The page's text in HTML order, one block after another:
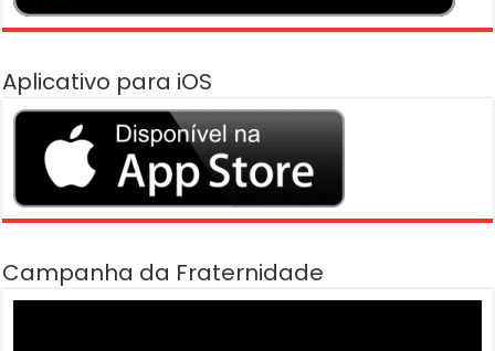
Aplicativo para iOS
Campanha da Fraternidade